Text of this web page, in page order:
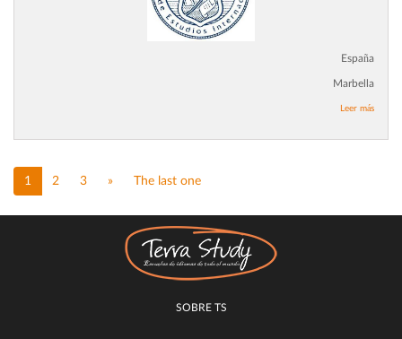
España
Marbella
Leer más
1 2 3 » The last one
SOBRE TS